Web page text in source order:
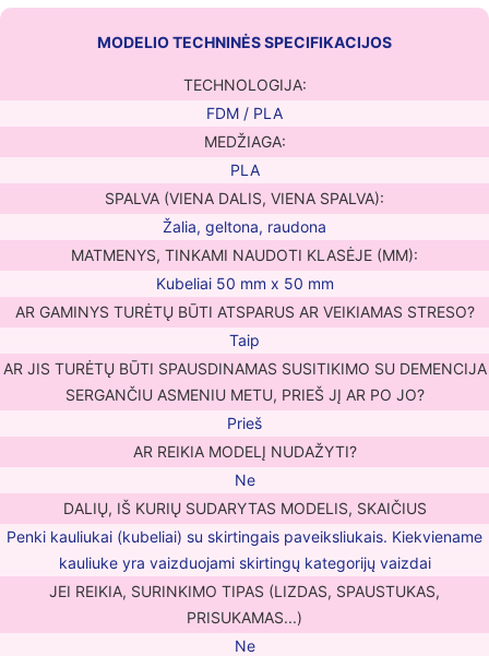
MODELIO TECHNINĖS SPECIFIKACIJOS
TECHNOLOGIJA:
FDM / PLA
MEDŽIAGA:
PLA
SPALVA (VIENA DALIS, VIENA SPALVA):
Žalia, geltona, raudona
MATMENYS, TINKAMI NAUDOTI KLASĖJE (MM):
Kubeliai 50 mm x 50 mm
AR GAMINYS TURĖTŲ BŪTI ATSPARUS AR VEIKIAMAS STRESO?
Taip
AR JIS TURĖTŲ BŪTI SPAUSDINAMAS SUSITIKIMO SU DEMENCIJA
SERGANČIU ASMENIU METU, PRIEŠ JĮ AR PO JO?
Prieš
AR REIKIA MODELĮ NUDAŽYTI?
Ne
DALIŲ, IŠ KURIŲ SUDARYTAS MODELIS, SKAIČIUS
Penki kauliukai (kubeliai) su skirtingais paveiksliukais. Kiekviename
kauliuke yra vaizduojami skirtingų kategorijų vaizdai
JEI REIKIA, SURINKIMO TIPAS (LIZDAS, SPAUSTUKAS,
PRISUKAMAS...)
Ne